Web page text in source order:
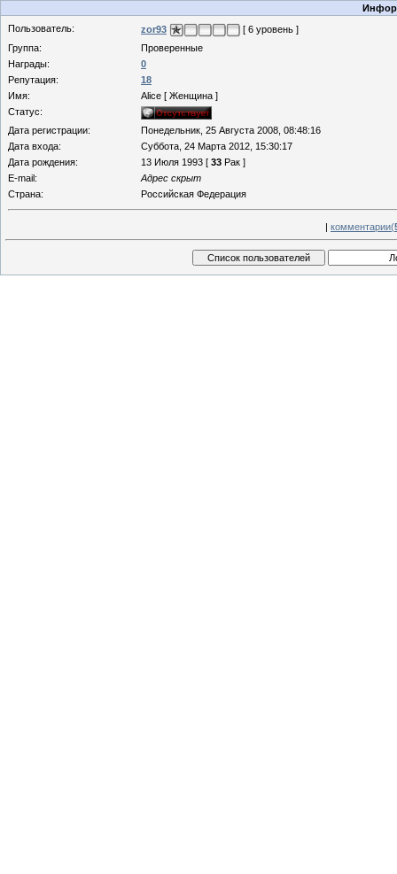
Пользователь:
zor93
[ 6 уровень ]
Группа:
Проверенные
Награды:
0
Репутация:
18
Имя:
Alice [ Женщина ]
Статус:
Дата регистрации:
Понедельник, 25 Августа 2008, 08:48:16
Дата входа:
Суббота, 24 Марта 2012, 15:30:17
Дата рождения:
13 Июля 1993 [ 33 Рак ]
E-mail:
Адрес скрыт
Страна:
Российская Федерация
| комментарии(